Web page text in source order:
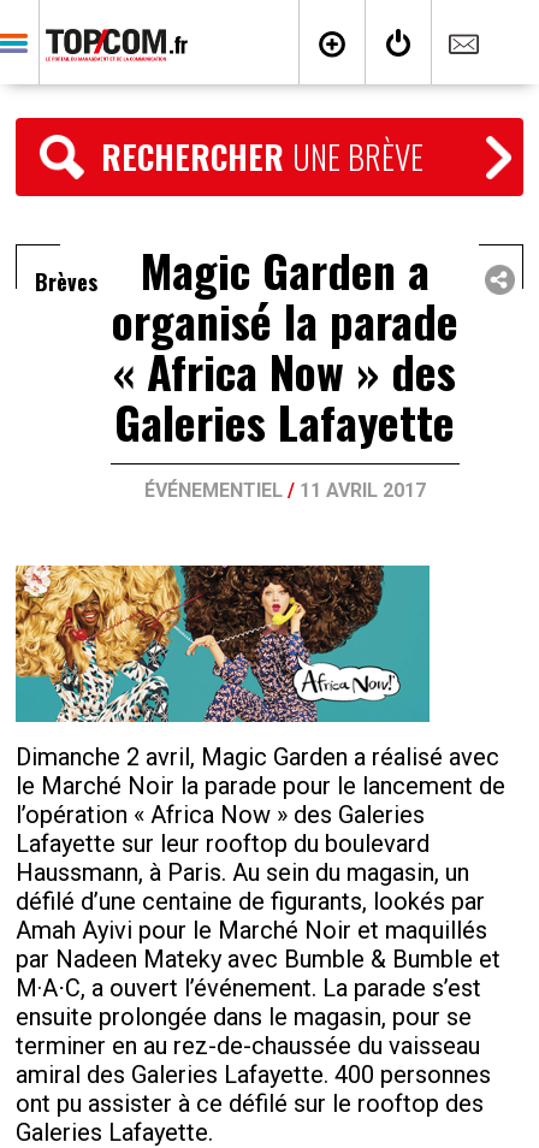
RECHERCHER UNE BRÈVE
Brèves Magic Garden a
organisé la parade
« Africa Now » des
Galeries Lafayette
ÉVÉNEMENTIEL/ 11 AVRIL 2017
Dimanche 2 avril, Magic Garden a réalisé avec
le Marché Noir la parade pour le lancement de
l’opération « Africa Now » des Galeries
Lafayette sur leur rooftop du boulevard
Haussmann, à Paris. Au sein du magasin, un
défilé d’une centaine de figurants, lookés par
Amah Ayivi pour le Marché Noir et maquillés
par Nadeen Mateky avec Bumble & Bumble et
M·A⋅C, a ouvert l’événement. La parade s’est
ensuite prolongée dans le magasin, pour se
terminer en au rez-de-chaussée du vaisseau
amiral des Galeries Lafayette. 400 personnes
ont pu assister à ce défilé sur le rooftop des
Galeries Lafayette.